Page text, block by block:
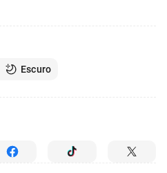
Escuro